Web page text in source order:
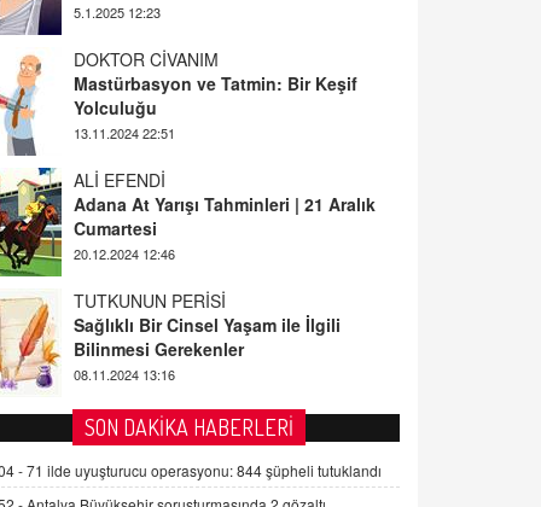
5.1.2025 12:23
DOKTOR CİVANIM
Mastürbasyon ve Tatmin: Bir Keşif
Yolculuğu
13.11.2024 22:51
ALİ EFENDİ
Adana At Yarışı Tahminleri | 21 Aralık
Cumartesi
20.12.2024 12:46
TUTKUNUN PERİSİ
Sağlıklı Bir Cinsel Yaşam ile İlgili
Bilinmesi Gerekenler
08.11.2024 13:16
FARUK ÖNALAN
Tezkere Onaylanmasaydı…
2 Kasım 2021 Salı 00:11
SON DAKİKA HABERLERİ
-71 ilde uyuşturucu operasyonu: 844 şüpheli tutuklandı